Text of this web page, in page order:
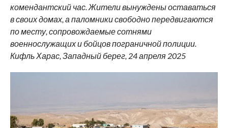
комендантский час. Жители вынуждены оставаться
в своих домах, а паломники свободно передвигаются
по месту, сопровождаемые сотнями
военнослужащих и бойцов пограничной полиции.
Кифль Харас, Западный берег, 24 апреля 2025